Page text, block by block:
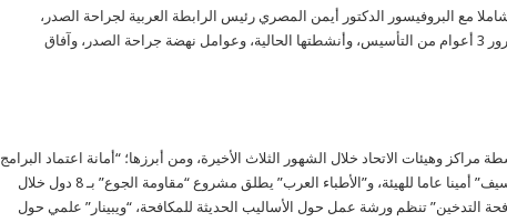
مع البروفيسور الدكتور أيمن المصري رئيس الرابطة العربية لجراحة الصدر،
يتحدث حول الرابطة بمناسبة مرور 3 أعوام من التأسيس، وأنشطتها الحالية، وعوامل نهضة جراحة الصدر، وآفاق
مراكز وهيئات الاتحاد خلال الشهور الثلاث الأخيرة، ومن أبرزها؛ “أمانة اعتماد البرامج
المهنية” توافق على اختيار “أبوسيف” أمينا عاما للهيئة، و”الأطباء العرب” يطلق مشروع “مقاومة الجوع” بـ 8 دول خلال
التدخين” تنظم ورشة عمل حول الأساليب الحديثة للمكافحة، “ويبينار” علمي حول